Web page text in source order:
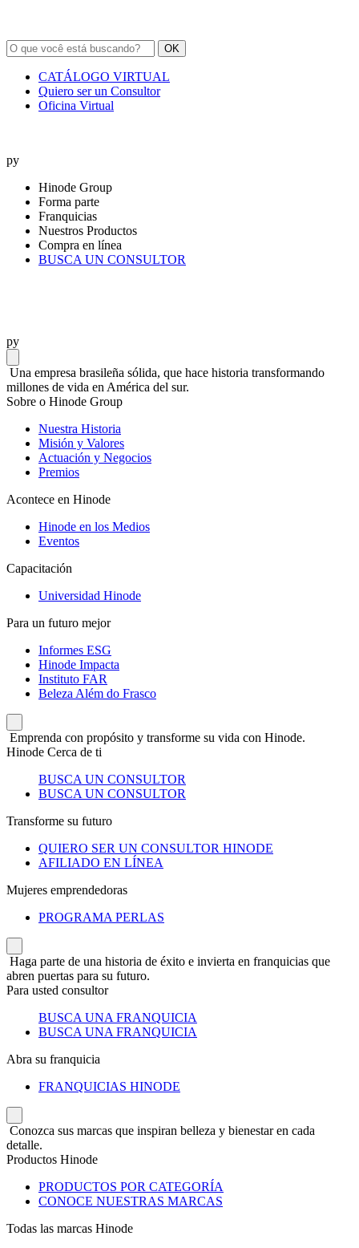
OK
CATÁLOGO VIRTUAL
Quiero ser un Consultor
Oficina Virtual
py
Hinode Group
Forma parte
Franquicias
Nuestros Productos
Compra en línea
BUSCA UN CONSULTOR
py
Una empresa brasileña sólida, que hace historia transformando
millones de vida en América del sur.
Sobre o Hinode Group
Nuestra Historia
Misión y Valores
Actuación y Negocios
Premios
Acontece en Hinode
Hinode en los Medios
Eventos
Capacitación
Universidad Hinode
Para un futuro mejor
Informes ESG
Hinode Impacta
Instituto FAR
Beleza Além do Frasco
Emprenda con propósito y transforme su vida con Hinode.
Hinode Cerca de ti
BUSCA UN CONSULTOR
BUSCA UN CONSULTOR
Transforme su futuro
QUIERO SER UN CONSULTOR HINODE
AFILIADO EN LÍNEA
Mujeres emprendedoras
PROGRAMA PERLAS
Haga parte de una historia de éxito e invierta en franquicias que
abren puertas para su futuro.
Para usted consultor
BUSCA UNA FRANQUICIA
BUSCA UNA FRANQUICIA
Abra su franquicia
FRANQUICIAS HINODE
Conozca sus marcas que inspiran belleza y bienestar en cada
detalle.
Productos Hinode
PRODUCTOS POR CATEGORÍA
CONOCE NUESTRAS MARCAS
Todas las marcas Hinode